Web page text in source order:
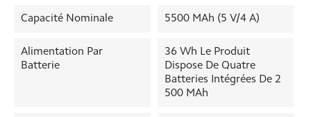
Capacité Nominale 5500 MAh (5 V/4 A)
Alimentation Par
Batterie
36 Wh Le Produit
Dispose De Quatre
Batteries Intégrées De 2
500 MAh